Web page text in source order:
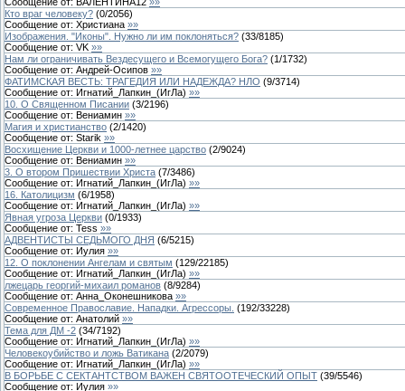
Кто враг человеку? (0/2056)
Сообщение от: Христиана »»
Изображения. "Иконы". Нужно ли им поклоняться? (33/8185)
Сообщение от: VK »»
Нам ли ограничивать Вездесущего и Всемогущего Бога? (1/1732)
Сообщение от: Андрей-Осипов »»
ФАТИМСКАЯ ВЕСТЬ: ТРАГЕДИЯ ИЛИ НАДЕЖДА? НЛО (9/3714)
Сообщение от: Игнатий_Лапкин_(ИгЛа) »»
10. О Священном Писании (3/2196)
Сообщение от: Вениамин »»
Магия и христианство (2/1420)
Сообщение от: Starik »»
Восхищение Церкви и 1000-летнее царство (2/9024)
Сообщение от: Вениамин »»
3. О втором Пришествии Христа (7/3486)
Сообщение от: Игнатий_Лапкин_(ИгЛа) »»
16. Католицизм (6/1958)
Сообщение от: Игнатий_Лапкин_(ИгЛа) »»
Явная угроза Церкви (0/1933)
Сообщение от: Tess »»
АДВЕНТИСТЫ СЕДЬМОГО ДНЯ (6/5215)
Сообщение от: Иулия »»
12. О поклонении Ангелам и святым (129/22185)
Сообщение от: Игнатий_Лапкин_(ИгЛа) »»
лжецарь георгий-михаил романов (8/9284)
Сообщение от: Анна_Оконешникова »»
Современное Православие. Нападки. Агрессоры. (192/33228)
Сообщение от: Анатолий »»
Тема для ДМ -2 (34/7192)
Сообщение от: Игнатий_Лапкин_(ИгЛа) »»
Человекоубийство и ложь Ватикана (2/2079)
Сообщение от: Игнатий_Лапкин_(ИгЛа) »»
В БОРЬБЕ С СЕКТАНТСТВОМ ВАЖЕН СВЯТООТЕЧЕСКИЙ ОПЫТ (39/5546)
Сообщение от: Иулия »»